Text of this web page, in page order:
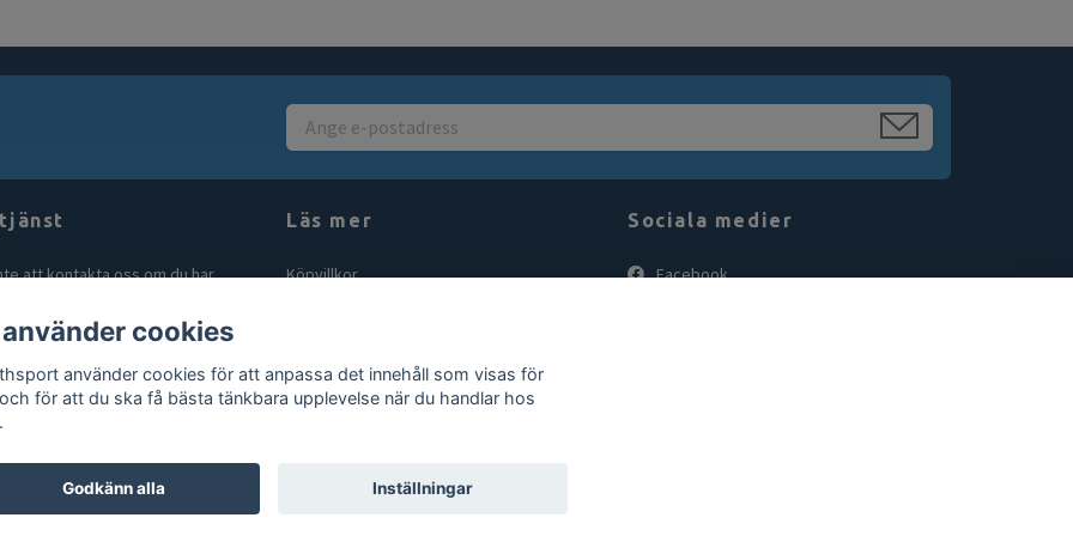
att kontakta oss om du har
vi kan! Maila oss på
Läs mer
Köpvillkor
Gör en retur
Sociala medier
Facebook
cookies
använder cookies för att anpassa det innehåll som visas för
för att du ska få bästa tänkbara upplevelse när du handlar hos
Godkänn alla Inställningar